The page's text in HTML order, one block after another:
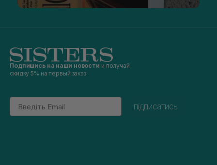
Подпишись на наши новости и получай
скидку 5% на первый заказ
підписатись